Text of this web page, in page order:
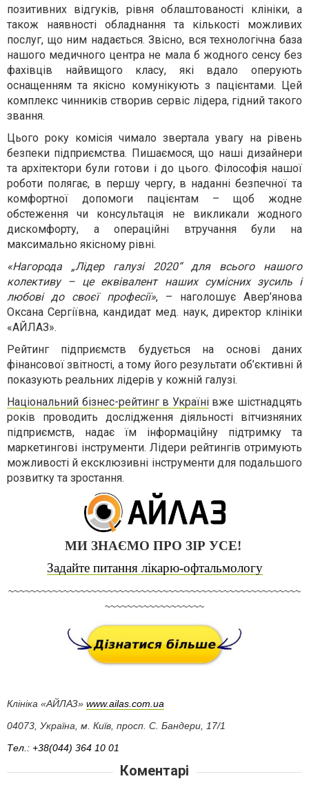
позитивних відгуків, рівня облаштованості клініки, а
також наявності обладнання та кількості можливих
послуг, що ним надається. Звісно, вся технологічна база
нашого медичного центра не мала б жодного сенсу без
фахівців найвищого класу, які вдало оперують
оснащенням та якісно комунікують з пацієнтами. Цей
комплекс чинників створив сервіс лідера, гідний такого
звання.
Цього року комісія чимало звертала увагу на рівень
безпеки підприємства. Пишаємося, що наші дизайнери
та архітектори були готови і до цього. Філософія нашої
роботи полягає, в першу чергу, в наданні безпечної та
комфортної допомоги пацієнтам – щоб жодне
обстеження чи консультація не викликали жодного
дискомфорту, а операційні втручання були на
максимально якісному рівні.
«Нагорода „Лідер галузі 2020“ для всього нашого
колективу – це еквівалент наших сумісних зусиль і
любові до своєї професії», – наголошує Авер’янова
Оксана Сергіївна, кандидат мед. наук, директор клініки
«АЙЛАЗ».
Рейтинг підприємств будується на основі даних
фінансової звітності, а тому його результати об’єктивні й
показують реальних лідерів у кожній галузі.
Національний бізнес-рейтинг в Українівже шістнадцять
років проводить дослідження діяльності вітчизняних
підприємств, надає їм інформаційну підтримку та
маркетингові інструменти. Лідери рейтингів отримують
можливості й ексклюзивні інструменти для подальшого
розвитку та зростання.
МИ ЗНАЄМО ПРО ЗІР УСЕ!
Задайте питання лікарю-офтальмологу
~~~~~~~~~~~~~~~~~~~~~~~~~~~~~~~~~~~~~~~~~~~~~~~~~~~~~
~~~~~~~~~~~~~~~~~~
Клініка «АЙЛАЗ» www.ailas.com.ua
04073, Україна, м. Київ, просп. С. Бандери, 17/1
Тел.: +38(044) 364 10 01
Коментарі